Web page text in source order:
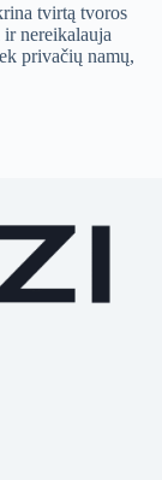
tvirtą tvoros
nereikalauja
privačių namų,